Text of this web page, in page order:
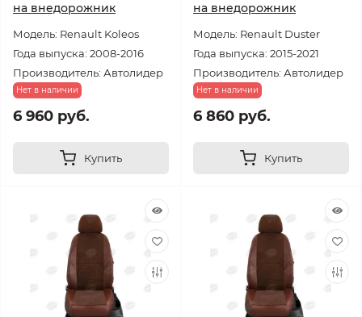
на внедорожник
Модель: Renault Koleos
Года выпуска: 2008-2016
Производитель: Автолидер
Нет в наличии
6 960 руб.
Купить
на внедорожник
Модель: Renault Duster
Года выпуска: 2015-2021
Производитель: Автолидер
Нет в наличии
6 860 руб.
Купить